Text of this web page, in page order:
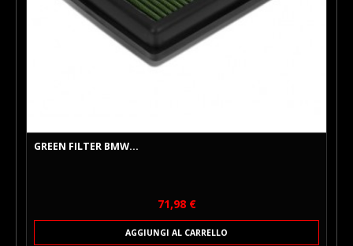
GREEN FILTER BMW...
Prezzo
71,98 €
AGGIUNGI AL CARRELLO